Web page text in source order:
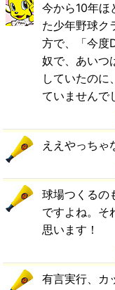
今から10年ほ
た少年野球ク
方で、「今度
奴で、あいつ
していたのに
ていませんで
ええやっちゃ
球場つくるの
ですよね。そ
思います！
有言実行、カ